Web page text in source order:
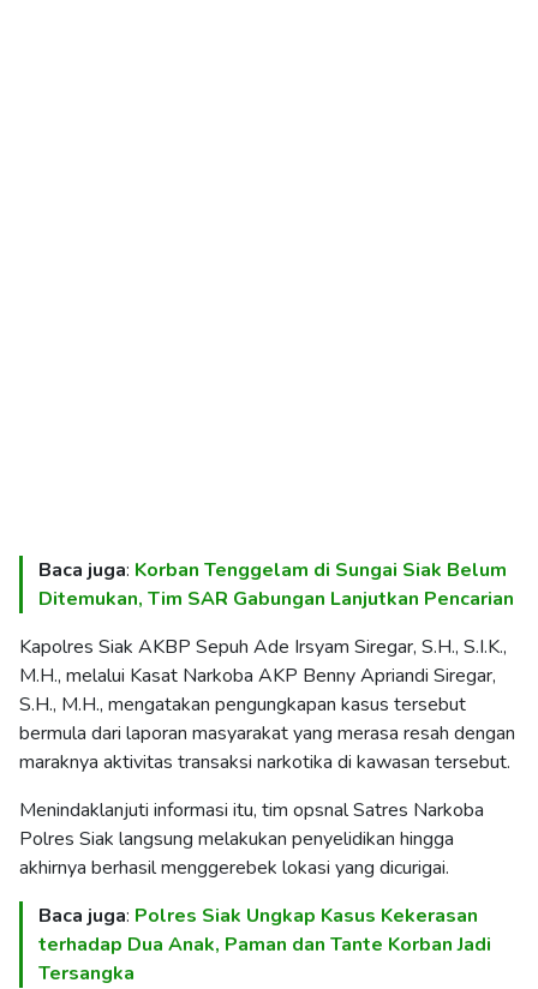
Baca juga: Korban Tenggelam di Sungai Siak Belum
Ditemukan, Tim SAR Gabungan Lanjutkan Pencarian
Kapolres Siak AKBP Sepuh Ade Irsyam Siregar, S.H., S.I.K.,
M.H., melalui Kasat Narkoba AKP Benny Apriandi Siregar,
S.H., M.H., mengatakan pengungkapan kasus tersebut
bermula dari laporan masyarakat yang merasa resah dengan
maraknya aktivitas transaksi narkotika di kawasan tersebut.
Menindaklanjuti informasi itu, tim opsnal Satres Narkoba
Polres Siak langsung melakukan penyelidikan hingga
akhirnya berhasil menggerebek lokasi yang dicurigai.
Baca juga: Polres Siak Ungkap Kasus Kekerasan
terhadap Dua Anak, Paman dan Tante Korban Jadi
Tersangka